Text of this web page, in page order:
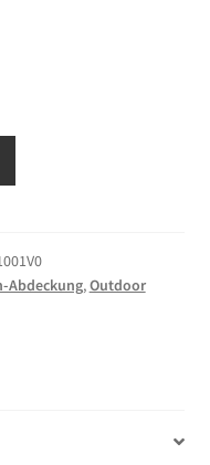
Abdeckung,Outdoor